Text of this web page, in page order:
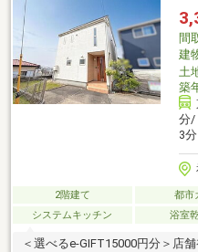
間
建
土
築
分/
3分
2階建て 都市
システムキッチン
浴室
＜選べるe-GIFT15000円分＞店